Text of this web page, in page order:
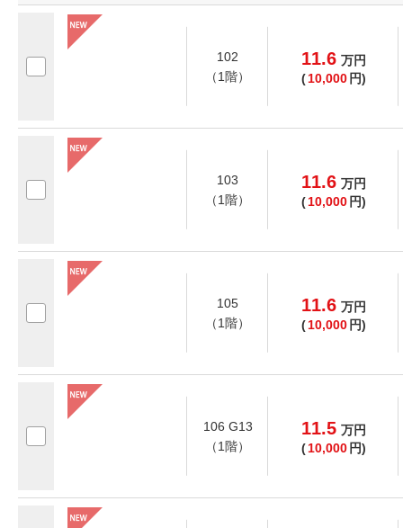
102
（1階）
11.6 万円
( 10,000 円)
103
（1階）
11.6 万円
( 10,000 円)
105
（1階）
11.6 万円
( 10,000 円)
106 G13
（1階）
11.5 万円
( 10,000 円)